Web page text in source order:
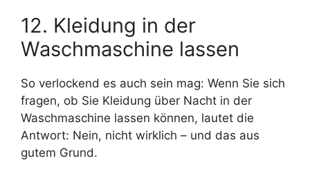
12. Kleidung in der
Waschmaschine lassen
So verlockend es auch sein mag: Wenn Sie sich
fragen, ob Sie Kleidung über Nacht in der
Waschmaschine lassen können, lautet die
Antwort: Nein, nicht wirklich – und das aus
gutem Grund.